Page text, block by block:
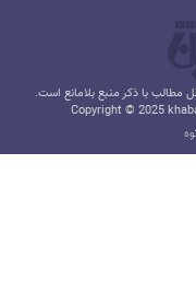
با ذکر منبع بلامانع است.
Copyright © 2025